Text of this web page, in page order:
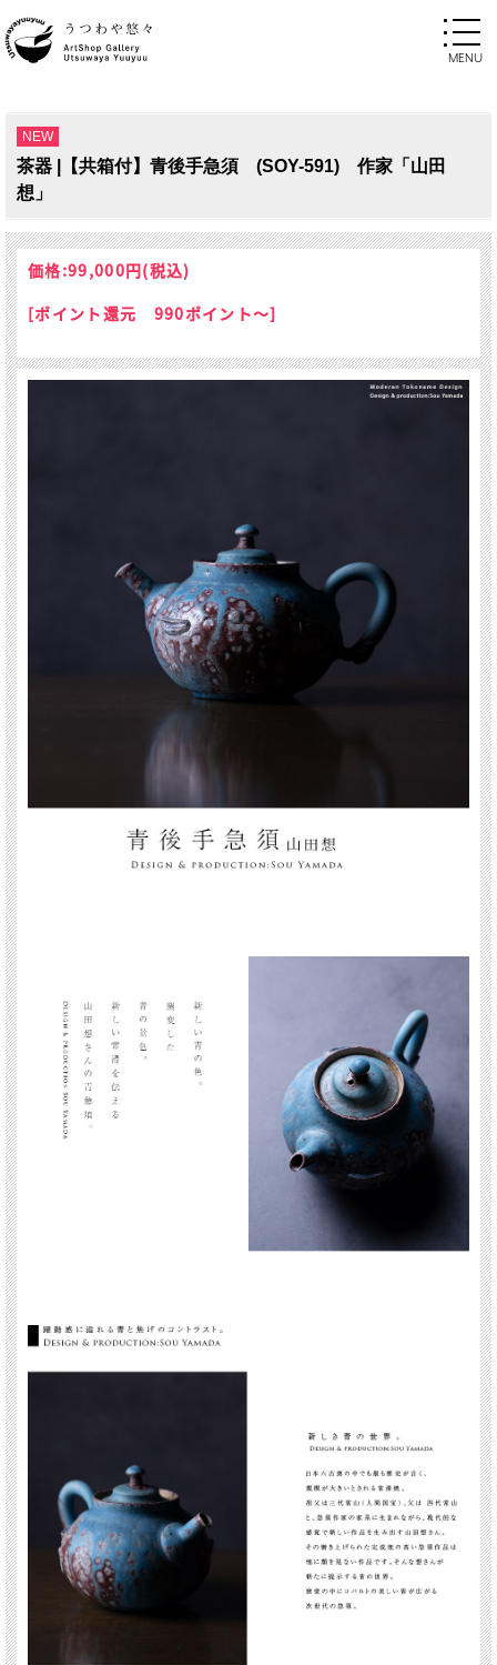
NEW
茶器 |【共箱付】青後手急須 (SOY-591) 作家「山田
想」
価格:99,000円(税込)
[ポイント還元 990ポイント～]